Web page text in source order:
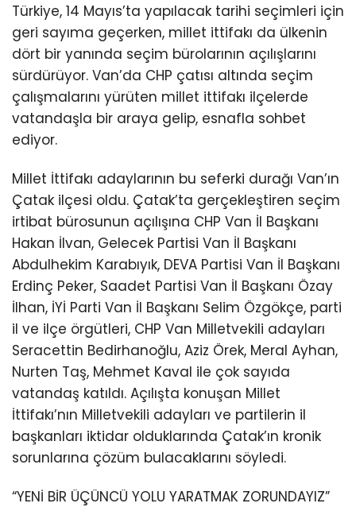
Türkiye, 14 Mayıs’ta yapılacak tarihi seçimleri için
geri sayıma geçerken, millet ittifakı da ülkenin
dört bir yanında seçim bürolarının açılışlarını
sürdürüyor. Van’da CHP çatısı altında seçim
çalışmalarını yürüten millet ittifakı ilçelerde
vatandaşla bir araya gelip, esnafla sohbet
ediyor.
Millet İttifakı adaylarının bu seferki durağı Van’ın
Çatak ilçesi oldu. Çatak’ta gerçekleştiren seçim
irtibat bürosunun açılışına CHP Van İl Başkanı
Hakan İlvan, Gelecek Partisi Van İl Başkanı
Abdulhekim Karabıyık, DEVA Partisi Van İl Başkanı
Erdinç Peker, Saadet Partisi Van İl Başkanı Özay
İlhan, İYİ Parti Van İl Başkanı Selim Özgökçe, parti
il ve ilçe örgütleri, CHP Van Milletvekili adayları
Seracettin Bedirhanoğlu, Aziz Örek, Meral Ayhan,
Nurten Taş, Mehmet Kaval ile çok sayıda
vatandaş katıldı. Açılışta konuşan Millet
İttifakı’nın Milletvekili adayları ve partilerin il
başkanları iktidar olduklarında Çatak’ın kronik
sorunlarına çözüm bulacaklarını söyledi.
“YENİ BİR ÜÇÜNCÜ YOLU YARATMAK ZORUNDAYIZ”